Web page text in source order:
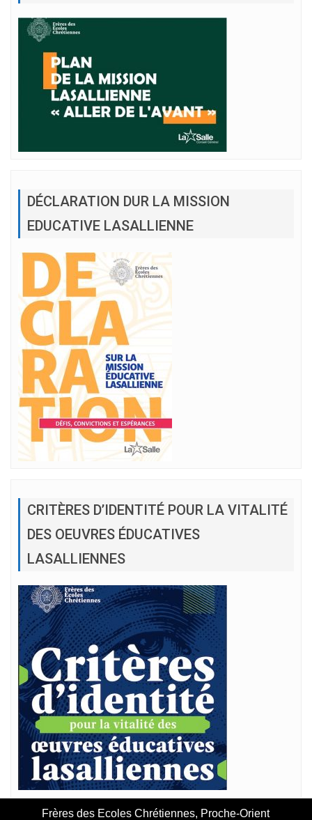
DÉCLARATION DUR LA MISSION
EDUCATIVE LASALLIENNE
CRITÈRES D’IDENTITÉ POUR LA VITALITÉ
DES OEUVRES ÉDUCATIVES
LASALLIENNES
Frères des Ecoles Chrétiennes, Proche-Orient